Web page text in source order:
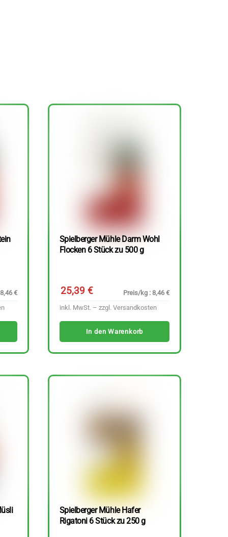
€
Spielberger Mühle Darm Wohl
Flocken 6 Stück zu 500 g
25,39€
Preis/kg : 8,46 €
inkl. MwSt. – zzgl. Versandkosten
In den Warenkorb
Spielberger Mühle Hafer
Rigatoni 6 Stück zu 250 g